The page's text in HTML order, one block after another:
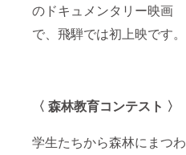
のドキュメンタリー映画
で、飛騨では初上映です。
〈 森林教育コンテスト 〉
学生たちから森林にまつわ